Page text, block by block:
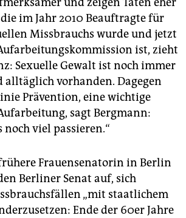
im Jahr 2010 Beauftragte für
Missbrauchs wurde und jetzt
ist, zieht
Sexuelle Gewalt ist noch immer
vorhanden. Dagegen
Prävention, eine wichtige
sagt Bergmann:
noch viel passieren.“
Frauensenatorin in Berlin
Berliner Senat auf, sich
„mit staatlichem
Ende der 60er Jahre